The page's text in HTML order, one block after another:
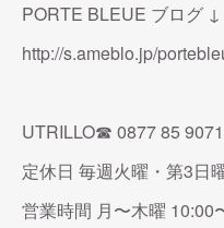
PORTE BLEUE ブログ ↓
http://s.ameblo.jp/
UTRILLO☎︎ 0877 85 9071
定休日 毎週火曜・第3日
営業時間 月〜木曜 10:00